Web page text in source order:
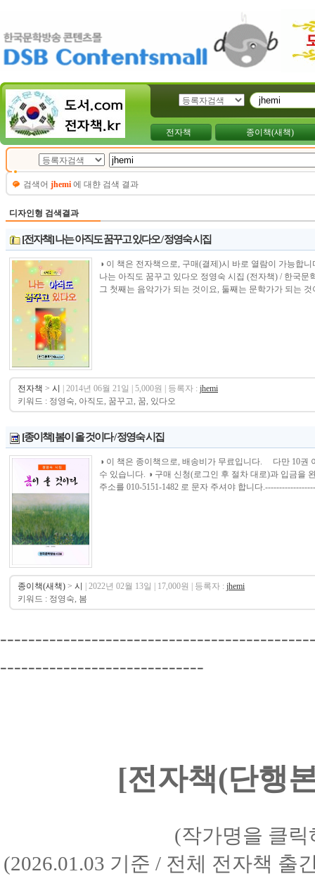
전자책 종이책(새책)
검색어 jhemi 에 대햔 검색 결과
디자인형 검색결과
[전자책] 나는 아직도 꿈꾸고 있다오 / 정영숙 시집
◑ 이 책은 전자책으로, 구매(결제)시 바로 열람이 가능합
나는 아직도 꿈꾸고 있다오 정영숙 시집 (전자책) / 한국
그 첫째는 음악가가 되는 것이요, 둘째는 문학가가 되는
전자책 > 시 | 2014년 06월 21일 | 5,000원 | 등록자 : jhemi
키워드 : 정영숙, 아직도, 꿈꾸고, 꿈, 있다오
[종이책] 봄이 올 것이다 / 정영숙 시집
◑ 이 책은 종이책으로, 배송비가 무료입니다. 다만 10권
수 있습니다. ◑ 구매 신청(로그인 후 절차 대로)과 입금
주소를 010-5151-1482 로 문자 주셔야 합니다
종이책(새책) > 시 | 2022년 02월 13일 | 17,000원 | 등록자 : jhemi
키워드 : 정영숙, 봄
-----------------------------
[전자책(단행
(작가명을 클
(2026.01.03 기준 / 전체 전자책 출